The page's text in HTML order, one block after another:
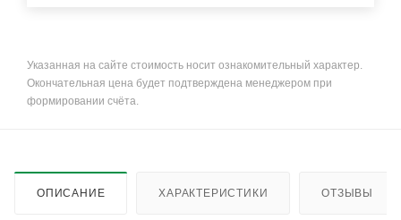
Указанная на сайте стоимость носит ознакомительный характер.
Окончательная цена будет подтверждена менеджером при
формировании счёта.
ОПИСАНИЕ ХАРАКТЕРИСТИКИ ОТЗЫВЫ